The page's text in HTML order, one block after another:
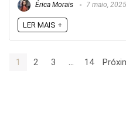
Érica Morais 7 maio, 2025
LER MAIS +
1 2 3 14